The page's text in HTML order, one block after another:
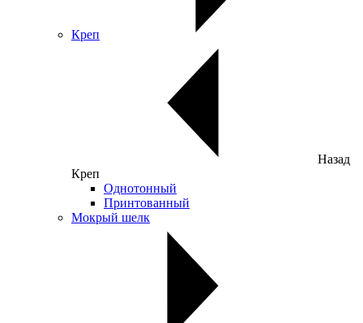
Креп
Назад
Креп
Однотонный
Принтованный
Мокрый шелк